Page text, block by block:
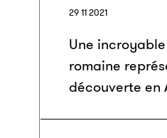
29 11 2021
Une
romaine
découverte en